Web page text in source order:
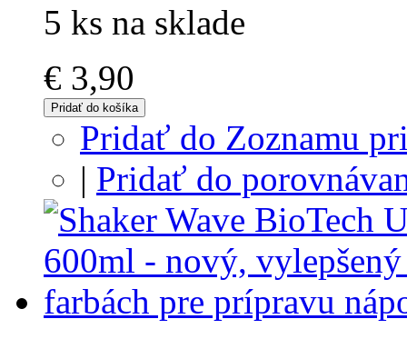
5 ks na sklade
€ 3,90
Pridať do košíka
Pridať do Zoznamu
| Pridať do